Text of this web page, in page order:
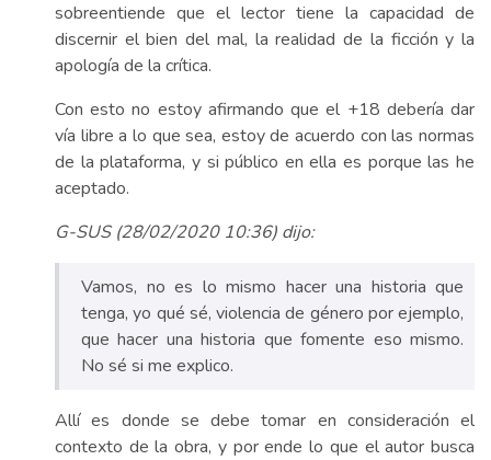
sobreentiende que el lector tiene la capacidad de
discernir el bien del mal, la realidad de la ficción y la
apología de la crítica.
Con esto no estoy afirmando que el +18 debería dar
vía libre a lo que sea, estoy de acuerdo con las normas
de la plataforma, y si público en ella es porque las he
aceptado.
G-SUS (28/02/2020 10:36) dijo:
Vamos, no es lo mismo hacer una historia que
tenga, yo qué sé, violencia de género por ejemplo,
que hacer una historia que fomente eso mismo.
No sé si me explico.
Allí es donde se debe tomar en consideración el
contexto de la obra, y por ende lo que el autor busca